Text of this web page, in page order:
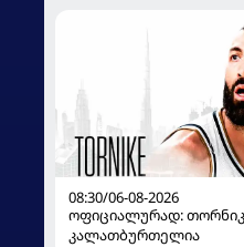
08:30/06-08-2026
ოფიციალურად:
კალათბურთელია